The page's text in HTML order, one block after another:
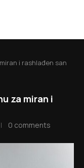
i rashlađen san
za miran i
0 comments